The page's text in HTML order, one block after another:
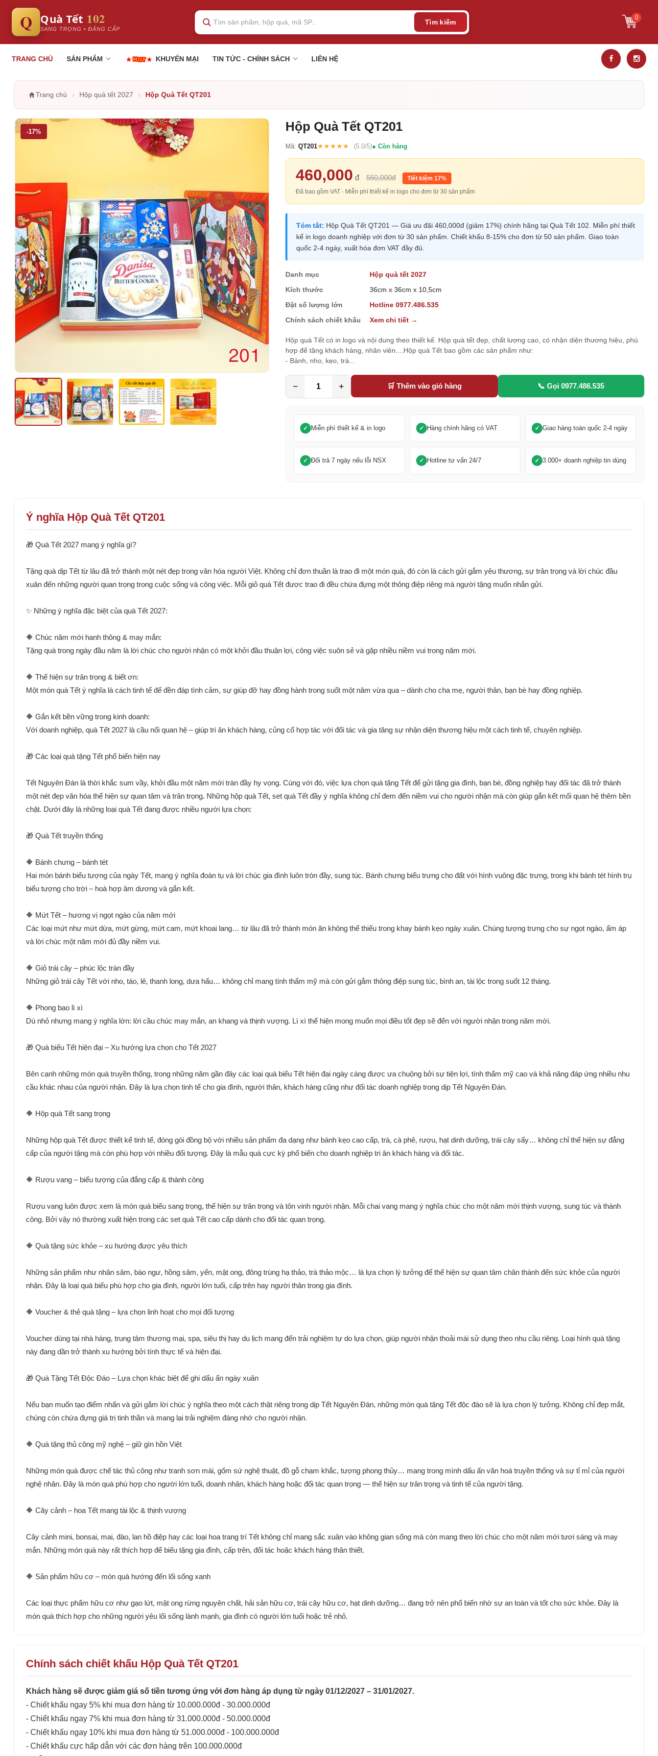
Q Quà Tết 102
SANG TRỌNG • ĐẲNG CẤP
0
Tìm kiếm
TRANG CHỦ SẢN PHẨM KHUYẾN MẠI TIN TỨC - CHÍNH SÁCH LIÊN HỆ
Trang chủ › Hộp quà tết 2027 › Hộp Quà Tết QT201
-17% Hộp Quà Tết QT201
Mã:QT201★★★★★ (5.0/5) Còn hàng
460,000 đ 550,000đ
Tiết kiệm 17%
Đã bao gồm VAT · Miễn phí thiết kế in logo cho đơn từ 30 sản phẩm
Tóm tắt: Hộp Quà Tết QT201 — Giá ưu đãi 460,000đ (giảm 17%) chính hãng tại Quà Tết 102. Miễn phí thiết
kế in logo doanh nghiệp với đơn từ 30 sản phẩm. Chiết khấu 8-15% cho đơn từ 50 sản phẩm. Giao toàn
quốc 2-4 ngày, xuất hóa đơn VAT đầy đủ.
Danh mục
Hộp quà tết 2027
Kích thước
36cm x 36cm x 10,5cm
Đặt số lượng lớn
Hotline 0977.486.535
Chính sách chiết khấu
Xem chi tiết →
Hộp quà Tết có in logo và nội dung theo thiết kế. Hộp quà tết đẹp, chất lượng cao, có nhận diện thương hiệu, phù
hợp để tặng khách hàng, nhân viên....Hộp quà Tết bao gồm các sản phẩm như:
- Bánh, nho, kẹo, trà...
− + 🛒 Thêm vào giỏ hàng 📞 Gọi 0977.486.535
Miễn phí thiết kế & in logo Hàng chính hãng có VAT Giao hàng toàn quốc 2-4 ngày
Đổi trả 7 ngày nếu lỗi NSX Hotline tư vấn 24/7 3.000+ doanh nghiệp tin dùng
Ý nghĩa Hộp Quà Tết QT201
🎁 Quà Tết 2027 mang ý nghĩa gì?
Tặng quà dịp Tết từ lâu đã trở thành một nét đẹp trong văn hóa người Việt. Không chỉ đơn thuần là trao đi một món quà, đó còn là cách gửi gắm yêu thương, sự trân trọng và lời chúc đầu
xuân đến những người quan trọng trong cuộc sống và công việc. Mỗi giỏ quà Tết được trao đi đều chứa đựng một thông điệp riêng mà người tặng muốn nhắn gửi.
✨ Những ý nghĩa đặc biệt của quà Tết 2027:
🔶 Chúc năm mới hanh thông & may mắn:
Tặng quà trong ngày đầu năm là lời chúc cho người nhận có một khởi đầu thuận lợi, công việc suôn sẻ và gặp nhiều niềm vui trong năm mới.
🔶 Thể hiện sự trân trọng & biết ơn:
Một món quà Tết ý nghĩa là cách tinh tế để đền đáp tình cảm, sự giúp đỡ hay đồng hành trong suốt một năm vừa qua – dành cho cha mẹ, người thân, bạn bè hay đồng nghiệp.
🔶 Gắn kết bền vững trong kinh doanh:
Với doanh nghiệp, quà Tết 2027 là cầu nối quan hệ – giúp tri ân khách hàng, củng cố hợp tác với đối tác và gia tăng sự nhận diện thương hiệu một cách tinh tế, chuyên nghiệp.
🎁 Các loại quà tặng Tết phổ biến hiện nay
Tết Nguyên Đán là thời khắc sum vầy, khởi đầu một năm mới tràn đầy hy vọng. Cùng với đó, việc lựa chọn quà tặng Tết để gửi tặng gia đình, bạn bè, đồng nghiệp hay đối tác đã trở thành
một nét đẹp văn hóa thể hiện sự quan tâm và trân trọng. Những hộp quà Tết, set quà Tết đầy ý nghĩa không chỉ đem đến niềm vui cho người nhận mà còn giúp gắn kết mối quan hệ thêm bền
chặt. Dưới đây là những loại quà Tết đang được nhiều người lựa chọn:
🎁 Quà Tết truyền thống
🔶 Bánh chưng – bánh tét
Hai món bánh biểu tượng của ngày Tết, mang ý nghĩa đoàn tụ và lời chúc gia đình luôn tròn đầy, sung túc. Bánh chưng biểu trưng cho đất với hình vuông đặc trưng, trong khi bánh tét hình trụ
biểu tượng cho trời – hoà hợp âm dương và gắn kết.
🔶 Mứt Tết – hương vị ngọt ngào của năm mới
Các loại mứt như mứt dừa, mứt gừng, mứt cam, mứt khoai lang… từ lâu đã trở thành món ăn không thể thiếu trong khay bánh kẹo ngày xuân. Chúng tượng trưng cho sự ngọt ngào, ấm áp
và lời chúc một năm mới đủ đầy niềm vui.
🔶 Giỏ trái cây – phúc lộc tràn đầy
Những giỏ trái cây Tết với nho, táo, lê, thanh long, dưa hấu… không chỉ mang tính thẩm mỹ mà còn gửi gắm thông điệp sung túc, bình an, tài lộc trong suốt 12 tháng.
🔶 Phong bao lì xì
Dù nhỏ nhưng mang ý nghĩa lớn: lời cầu chúc may mắn, an khang và thịnh vượng. Lì xì thể hiện mong muốn mọi điều tốt đẹp sẽ đến với người nhận trong năm mới.
🎁 Quà biếu Tết hiện đại – Xu hướng lựa chọn cho Tết 2027
Bên cạnh những món quà truyền thống, trong những năm gần đây các loại quà biếu Tết hiện đại ngày càng được ưa chuộng bởi sự tiện lợi, tính thẩm mỹ cao và khả năng đáp ứng nhiều nhu
cầu khác nhau của người nhận. Đây là lựa chọn tinh tế cho gia đình, người thân, khách hàng cũng như đối tác doanh nghiệp trong dịp Tết Nguyên Đán.
🔶 Hộp quà Tết sang trọng
Những hộp quà Tết được thiết kế tinh tế, đóng gói đồng bộ với nhiều sản phẩm đa dạng như bánh kẹo cao cấp, trà, cà phê, rượu, hạt dinh dưỡng, trái cây sấy… không chỉ thể hiện sự đẳng
cấp của người tặng mà còn phù hợp với nhiều đối tượng. Đây là mẫu quà cực kỳ phổ biến cho doanh nghiệp tri ân khách hàng và đối tác.
🔶 Rượu vang – biểu tượng của đẳng cấp & thành công
Rượu vang luôn được xem là món quà biếu sang trọng, thể hiện sự trân trọng và tôn vinh người nhận. Mỗi chai vang mang ý nghĩa chúc cho một năm mới thịnh vượng, sung túc và thành
công. Bởi vậy nó thường xuất hiện trong các set quà Tết cao cấp dành cho đối tác quan trọng.
🔶 Quà tặng sức khỏe – xu hướng được yêu thích
Những sản phẩm như nhân sâm, bào ngư, hồng sâm, yến, mật ong, đông trùng hạ thảo, trà thảo mộc… là lựa chọn lý tưởng để thể hiện sự quan tâm chân thành đến sức khỏe của người
nhận. Đây là loại quà biếu phù hợp cho gia đình, người lớn tuổi, cấp trên hay người thân trong gia đình.
🔶 Voucher & thẻ quà tặng – lựa chọn linh hoạt cho mọi đối tượng
Voucher dùng tại nhà hàng, trung tâm thương mại, spa, siêu thị hay du lịch mang đến trải nghiệm tự do lựa chọn, giúp người nhận thoải mái sử dụng theo nhu cầu riêng. Loại hình quà tặng
này đang dần trở thành xu hướng bởi tính thực tế và hiện đại.
🎁 Quà Tặng Tết Độc Đáo – Lựa chọn khác biệt để ghi dấu ấn ngày xuân
Nếu bạn muốn tạo điểm nhấn và gửi gắm lời chúc ý nghĩa theo một cách thật riêng trong dịp Tết Nguyên Đán, những món quà tặng Tết độc đáo sẽ là lựa chọn lý tưởng. Không chỉ đẹp mắt,
chúng còn chứa đựng giá trị tinh thần và mang lại trải nghiệm đáng nhớ cho người nhận.
🔶 Quà tặng thủ công mỹ nghệ – giữ gìn hồn Việt
Những món quà được chế tác thủ công như tranh sơn mài, gốm sứ nghệ thuật, đồ gỗ chạm khắc, tượng phong thủy… mang trong mình dấu ấn văn hoá truyền thống và sự tỉ mỉ của người
nghệ nhân. Đây là món quà phù hợp cho người lớn tuổi, doanh nhân, khách hàng hoặc đối tác quan trọng — thể hiện sự trân trọng và tinh tế của người tặng.
🔶 Cây cảnh – hoa Tết mang tài lộc & thịnh vượng
Cây cảnh mini, bonsai, mai, đào, lan hồ điệp hay các loại hoa trang trí Tết không chỉ mang sắc xuân vào không gian sống mà còn mang theo lời chúc cho một năm mới tươi sáng và may
mắn. Những món quà này rất thích hợp để biếu tặng gia đình, cấp trên, đối tác hoặc khách hàng thân thiết.
🔶 Sản phẩm hữu cơ – món quà hướng đến lối sống xanh
Các loại thực phẩm hữu cơ như gạo lứt, mật ong rừng nguyên chất, hải sản hữu cơ, trái cây hữu cơ, hạt dinh dưỡng… đang trở nên phổ biến nhờ sự an toàn và tốt cho sức khỏe. Đây là
món quà thích hợp cho những người yêu lối sống lành mạnh, gia đình có người lớn tuổi hoặc trẻ nhỏ.
Chính sách chiết khấu Hộp Quà Tết QT201
Khách hàng sẽ được giảm giá số tiền tương ứng với đơn hàng áp dụng từ ngày 01/12/2027 – 31/01/2027.
- Chiết khấu ngay 5% khi mua đơn hàng từ 10.000.000đ - 30.000.000đ
- Chiết khấu ngay 7% khi mua đơn hàng từ 31.000.000đ - 50.000.000đ
- Chiết khấu ngay 10% khi mua đơn hàng từ 51.000.000đ - 100.000.000đ
- Chiết khấu cực hấp dẫn với các đơn hàng trên 100.000.000đ